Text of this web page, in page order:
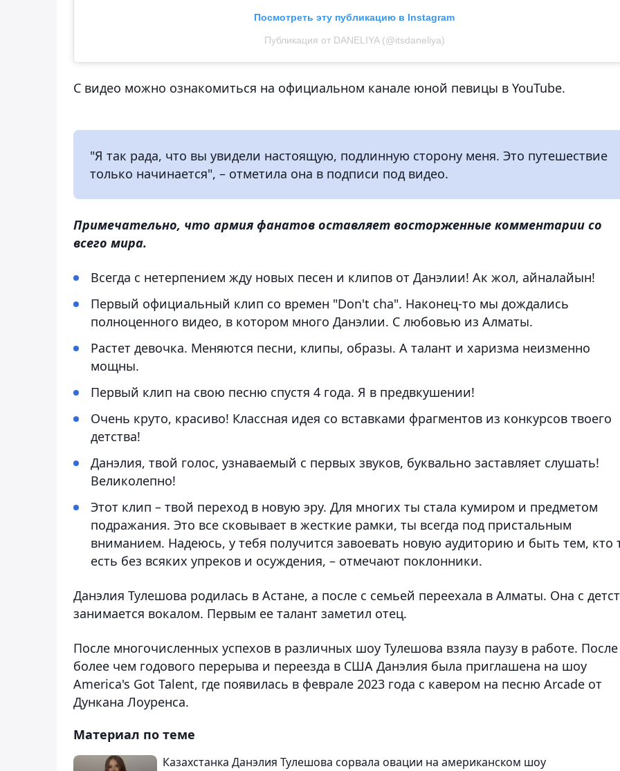
Посмотреть эту публикацию в Instagram
Публикация от DANELIYA (@itsdaneliya)
С видео можно ознакомиться на официальном канале юной певицы в YouTube.
"Я так рада, что вы увидели настоящую, подлинную сторону меня. Это путешествие
только начинается", – отметила она в подписи под видео.
Примечательно, что армия фанатов оставляет восторженные комментарии со
всего мира.
Всегда с нетерпением жду новых песен и клипов от Данэлии! Ак жол, айналайын!
Первый официальный клип со времен "Don't cha". Наконец-то мы дождались
полноценного видео, в котором много Данэлии. С любовью из Алматы.
Растет девочка. Меняются песни, клипы, образы. А талант и харизма неизменно
мощны.
Первый клип на свою песню спустя 4 года. Я в предвкушении!
Очень круто, красиво! Классная идея со вставками фрагментов из конкурсов твоего
детства!
Данэлия, твой голос, узнаваемый с первых звуков, буквально заставляет слушать!
Великолепно!
Этот клип – твой переход в новую эру. Для многих ты стала кумиром и предметом
подражания. Это все сковывает в жесткие рамки, ты всегда под пристальным
вниманием. Надеюсь, у тебя получится завоевать новую аудиторию и быть тем, кто
есть без всяких упреков и осуждения, – отмечают поклонники.
Данэлия Тулешова родилась в Астане, а после с семьей переехала в Алматы. Она с
занимается вокалом. Первым ее талант заметил отец.
После многочисленных успехов в различных шоу Тулешова взяла паузу в работе. После
более чем годового перерыва и переезда в США Данэлия была приглашена на шоу
America's Got Talent, где появилась в феврале 2023 года с кавером на песню Arcade от
Дункана Лоуренса.
Материал по теме
Казахстанка Данэлия Тулешова сорвала овации на американском шоу